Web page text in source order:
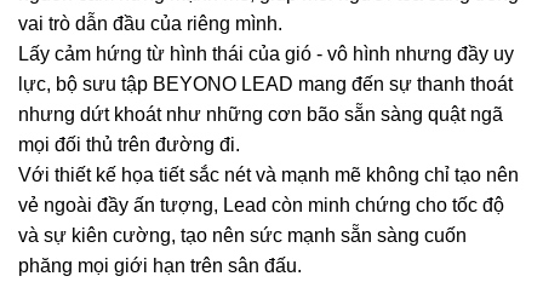
vai trò dẫn đầu của riêng mình.
Lấy cảm hứng từ hình thái của gió - vô hình nhưng đầy uy
lực, bộ sưu tập BEYONO LEAD mang đến sự thanh thoát
nhưng dứt khoát như những cơn bão sẵn sàng quật ngã
mọi đối thủ trên đường đi.
Với thiết kế họa tiết sắc nét và mạnh mẽ không chỉ tạo nên
vẻ ngoài đầy ấn tượng, Lead còn minh chứng cho tốc độ
và sự kiên cường, tạo nên sức mạnh sẵn sàng cuốn
phăng mọi giới hạn trên sân đấu.